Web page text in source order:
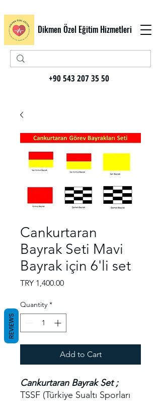
Dikmen Özel Eğitim Hizmetleri
+90 543 207 35 50
Cankurtaran
Bayrak Seti Mavi
Bayrak için 6'li set
TRY 1,400.00Price
Quantity *
Add to Cart
Cankurtaran Bayrak Set ;
TSSF (Türkiye Sualtı Sporları
REVIEWS